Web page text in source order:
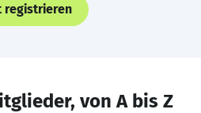
registrieren
von A bis Z